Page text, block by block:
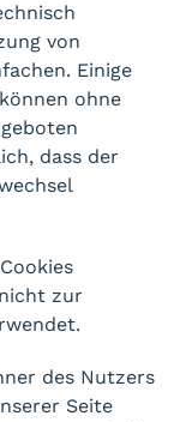
von
Einige
ohne
dass der
zur
des Nutzers
Seite